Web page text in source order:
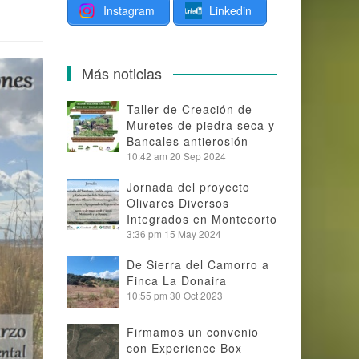
Instagram Linkedin
Más noticias
Taller de Creación de
Muretes de piedra seca y
Bancales antierosión
10:42 am 20 Sep 2024
Jornada del proyecto
Olivares Diversos
Integrados en Montecorto
3:36 pm 15 May 2024
De Sierra del Camorro a
Finca La Donaira
10:55 pm 30 Oct 2023
Firmamos un convenio
con Experience Box